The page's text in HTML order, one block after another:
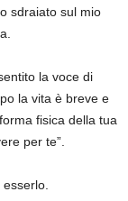
sdraiato sul mio
la voce di
la vita è breve e
fisica della tua
per te”.